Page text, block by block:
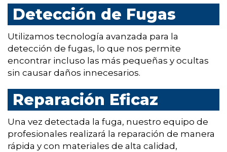
Detección de Fugas
Utilizamos tecnología avanzada para la
detección de fugas, lo que nos permite
encontrar incluso las más pequeñas y ocultas
sin causar daños innecesarios.
Reparación Eficaz
Una vez detectada la fuga, nuestro equipo de
profesionales realizará la reparación de manera
rápida y con materiales de alta calidad,